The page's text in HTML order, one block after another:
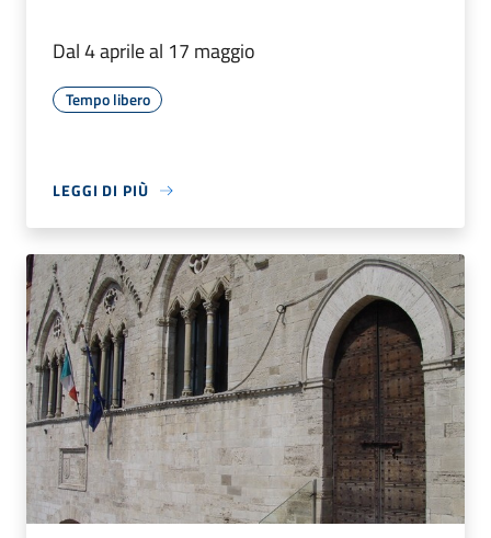
Dal 4 aprile al 17 maggio
Tempo libero
LEGGI DI PIÙ